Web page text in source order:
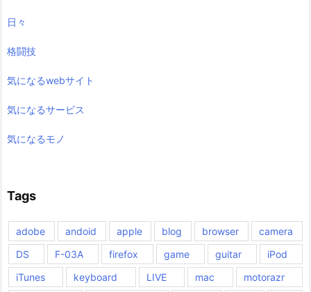
日々
格闘技
気になるwebサイト
気になるサービス
気になるモノ
Tags
adobe andoid apple blog browser
camera
DS
F-03A firefox game guitar
iPod
iTunes
keyboard LIVE mac
motorazr